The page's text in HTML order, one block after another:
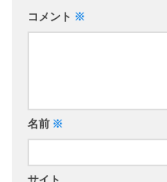
コメント ※
名前 ※